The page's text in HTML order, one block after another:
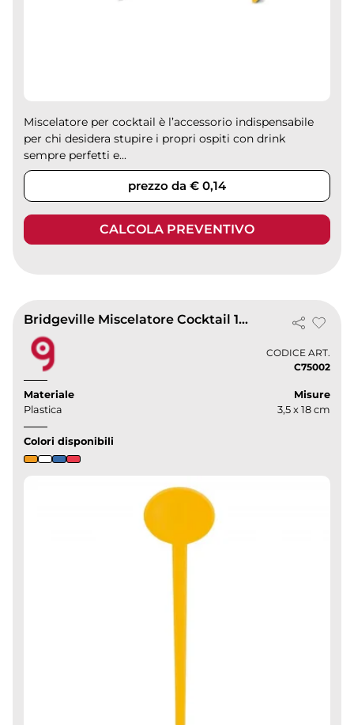
Miscelatore per cocktail è l’accessorio indispensabile
per chi desidera stupire i propri ospiti con drink
sempre perfetti e...
prezzo da € 0,14
CALCOLA PREVENTIVO
Bridgeville Miscelatore Cocktail 18 cm in Plastica Leggero
CODICE ART.
C75002
Materiale
Plastica
Misure
3,5 x 18 cm
Colori disponibili